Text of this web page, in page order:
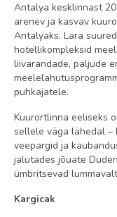
Antalya kesklinnast
arenev ja kasvav
Antalyaks. Lara
hotellikompleksid
liivarandade, paljude
puhkajatele.
Kuurortlinna eeliseks
sellele väga lähedal –
veepargid ja
jalutades jõuate
ümbritsevad
Kargicak